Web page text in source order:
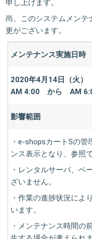
申し上げます。
尚、このシステムメン
更がございます。
メンテナンス実施日時
2020年4月14日（火）
AM 4:00 から AM
影響範囲
・e-shopsカートSの
ンス表示となり、参照
・レンタルサーバ、ペ
ざいません。
・作業の進捗状況によ
います。
・メンテナンス時間の